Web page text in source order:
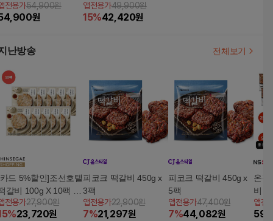
팩(3.3kg)
전용가54,900원
원
소스 5g X 20개
앱전용가49,900원
15%42,420원
난방송 전체보기
드 5%할인]조선호텔
갈비 100g X 10팩 +
스 5g X 10개
전용가27,900원
%23,720원
피코크 떡갈비 450g x
3팩
앱전용가22,900원
7%21,297원
피코크 떡갈비 450g x
5팩
앱전용가47,400원
7%44,082원
온작
비
팩 (
앱전